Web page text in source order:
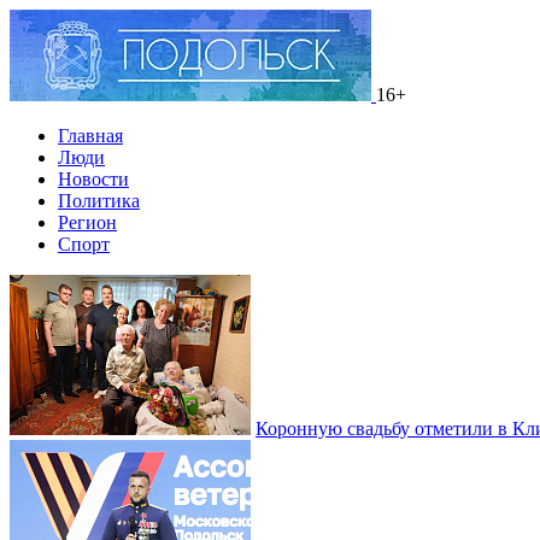
16+
Главная
Люди
Новости
Политика
Регион
Спорт
Коронную свадьбу отметили в